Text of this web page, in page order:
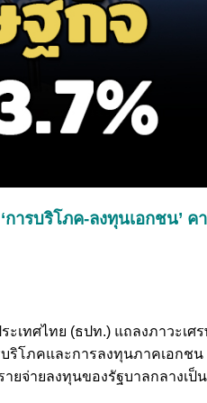
การบริโภค-ลงทุนเอกชน’ ค
เทศไทย (ธปท.) แถลงภาวะเศ
บริโภคและการลงทุนภาคเอกช
ยจ่ายลงทุนของรัฐบาลกลางเป็